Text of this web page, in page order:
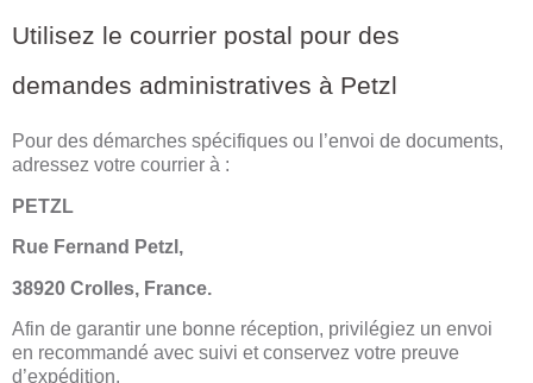
Utilisez le courrier postal pour des
demandes administratives à Petzl
Pour des démarches spécifiques ou l’envoi de documents,
adressez votre courrier à :
PETZL
Rue Fernand Petzl,
38920 Crolles, France.
Afin de garantir une bonne réception, privilégiez un envoi
en recommandé avec suivi et conservez votre preuve
d’expédition.